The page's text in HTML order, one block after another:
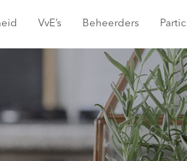
VvE’s Beheerders